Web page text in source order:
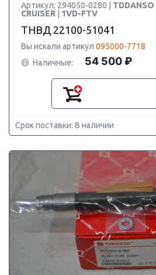
Артикул: 294050-0280 | TDDANSO
CRUISER
1VD-FTV
ТНВД 22100-51041
Вы искали артикул 095000-7718
Наличные:
54 500 ₽
Срок поставки: В наличии